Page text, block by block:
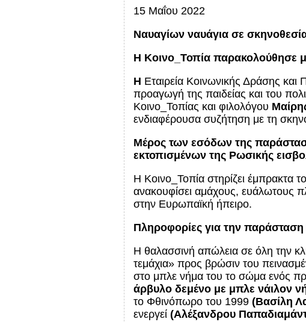
15 Μαΐου 2022
Ναυαγίων ναυάγια σε
Η Κοινο_Τοπία παρακολούθησε
H Εταιρεία Κοινωνικής Δράσης και
προαγωγή της παιδείας και του
Κοινο_Τοπίας και φιλολόγου
ενδιαφέρουσα συζήτηση με τη
Μέρος των εσόδων της
εκτοπισμένων της Ρωσικής
Η Κοινο_Τοπία στηρίζει έμπρακτα
ανακουφίσει αμάχους, ευάλωτους
στην Ευρωπαϊκή ήπειρο.
Πληροφορίες για την
Η θαλασσινή απώλεια σε όλη την
τεμάχια» προς βρώσιν του
στο μπλε νήμα του το σώμα ενός
άρβυλο δεμένο με μπλε νάιλον
το Φθινόπωρο του 1999 (Βασίλη
ενεργεί (Αλέξανδρου